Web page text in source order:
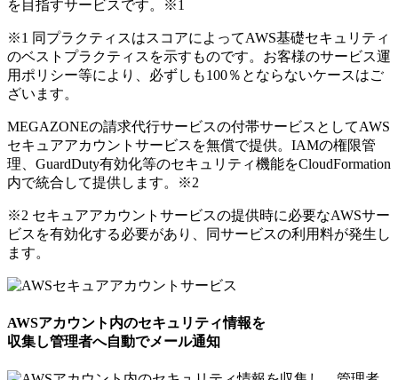
を目指すサービスです。
※1
※1 同プラクティスはスコアによってAWS基礎セキュリティ
のベストプラクティスを示すものです。お客様のサービス運
用ポリシー等により、必ずしも100％とならないケースはご
ざいます。
MEGAZONEの請求代行サービスの付帯サービスとしてAWS
セキュアアカウントサービスを無償で提供。IAMの権限管
理、GuardDuty有効化等のセキュリティ機能をCloudFormation
内で統合して提供します。
※2
※2 セキュアアカウントサービスの提供時に必要なAWSサー
ビスを有効化する必要があり、同サービスの利用料が発生し
ます。
AWSアカウント内のセキュリティ情報を
収集し管理者へ自動でメール通知